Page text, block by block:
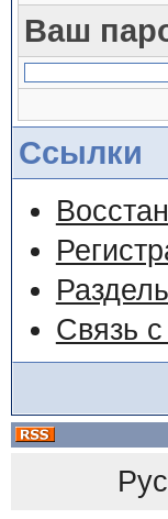
Ваш
Ссылки
Связь